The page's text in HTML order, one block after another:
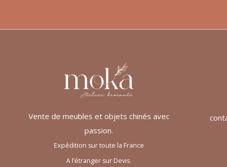
Vente de meubles et objets chinés avec
passion.
Expédition sur toute la France
A l’étranger sur Devis.